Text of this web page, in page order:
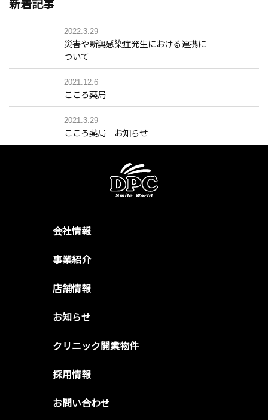
新着記事
2022.3.29
災害や新興感染症発生における連携に
ついて
2021.12.6
こころ薬局
2021.3.29
こころ薬局 お知らせ
会社情報
事業紹介
店舗情報
お知らせ
クリニック開業物件
採用情報
お問い合わせ